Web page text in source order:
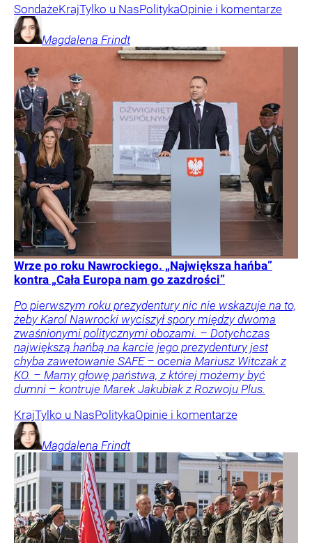
SondażeKrajTylko u NasPolitykaOpinie i komentarze
Magdalena Frindt
Wrze po roku Nawrockiego. „Największa hańba”
kontra „Cała Europa nam go zazdrości”
Po pierwszym roku prezydentury nic nie wskazuje na to,
żeby Karol Nawrocki wyciszył spory między dwoma
zwaśnionymi politycznymi obozami. – Dotychczas
największą hańbą na karcie jego prezydentury jest
chyba zawetowanie SAFE – ocenia Mariusz Witczak z
KO. – Mamy głowę państwa, z której możemy być
dumni – kontruje Marek Jakubiak z Rozwoju Plus.
KrajTylko u NasPolitykaOpinie i komentarze
Magdalena Frindt